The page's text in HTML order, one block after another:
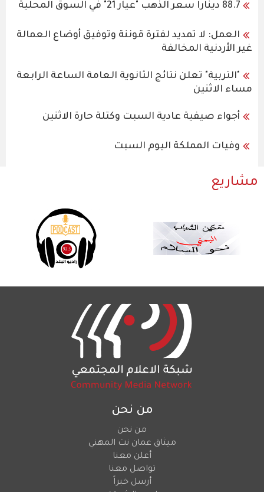
88.7 دينارا سعر الذهب "عيار 21" في السوق المحلية
العمل: لا تمديد لفترة قوننة وتوفيق أوضاع العمالة
غير الأردنية المخالفة
"التربية" تعلن نتائج الثانوية العامة الساعة الرابعة
مساء الاثنين
أجواء صيفية عادية السبت وكتلة حارة الاثنين
وفيات المملكة اليوم السبت
مشاريع
من نحن
من نحن
ميثاق عمان نت المهني
أعلن معنا
تواصل معنا
أرسل خبراً